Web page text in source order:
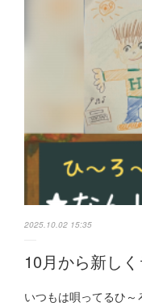
2025.10.02 15:35
10月から新し
いつもは唄ってるひ